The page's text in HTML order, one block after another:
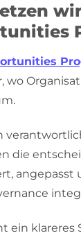
wo
die
angepasst
ein klareres